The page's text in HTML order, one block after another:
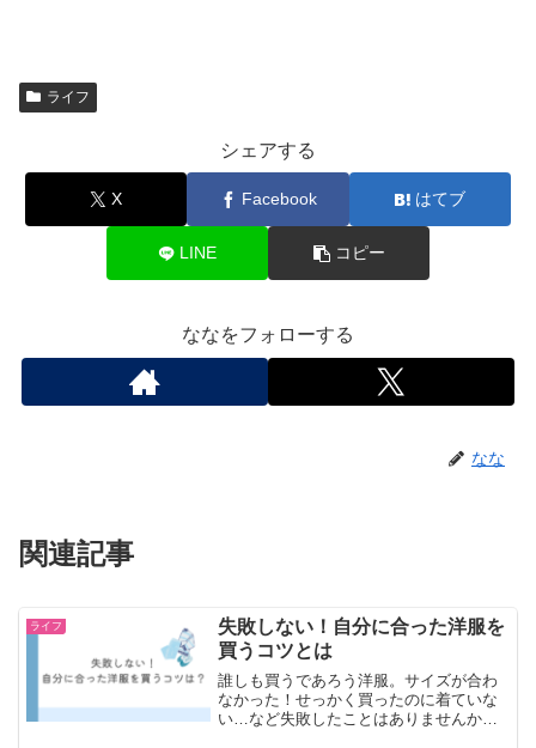
ライフ
シェアする
X Facebook はてブ
LINE コピー
ななをフォローする
なな
関連記事
ライフ
失敗しない！自分に合った洋服を
買うコツとは
誰しも買うであろう洋服。サイズが合わ
なかった！せっかく買ったのに着ていな
い…など失敗したことはありませんか？